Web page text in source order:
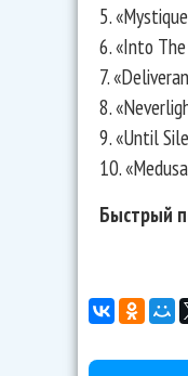
5.
6. «Into
7.
8.
9. «Until
10.
Быстрый